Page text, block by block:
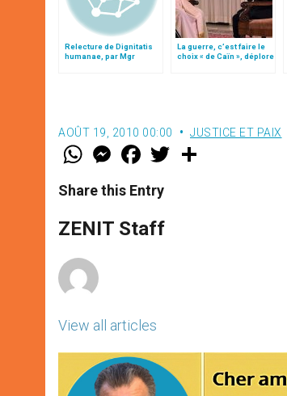
Relecture de Dignitatis
humanae, par Mgr
La guerre, c’est faire le
choix « de Caïn », déplore
AOÛT 19, 2010 00:00 JUSTICE ET PAIX
W
t
s
p
p
M
e
s
e
g
e
F
a
e
b
o
k
w
Share this Entry
ZENIT Staff
View all articles